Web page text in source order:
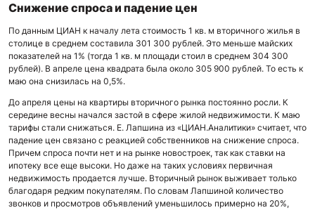
Снижение спроса и падение цен
По данным ЦИАН к началу лета стоимость 1 кв. м вторичного жилья в
столице в среднем составила 301 300 рублей. Это меньше майских
показателей на 1% (тогда 1 кв. м площади стоил в среднем 304 300
рублей). В апреле цена квадрата была около 305 900 рублей. То есть к
маю она снизилась на 0,5%.
До апреля цены на квартиры вторичного рынка постоянно росли. К
середине весны начался застой в сфере жилой недвижимости. К маю
тарифы стали снижаться. Е. Лапшина из «ЦИАН.Аналитики» считает, что
падение цен связано с реакцией собственников на снижение спроса.
Причем спроса почти нет и на рынке новостроек, так как ставки на
ипотеку все еще высоки. Но даже на таких условиях первичная
недвижимость продается лучше. Вторичный рынок выживает только
благодаря редким покупателям. По словам Лапшиной количество
звонков и просмотров объявлений уменьшилось примерно на 20%,